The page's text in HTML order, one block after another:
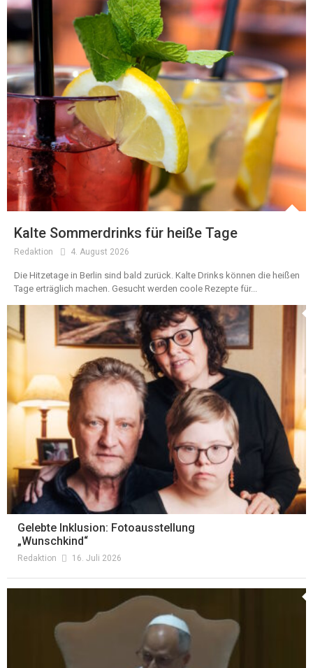
Kalte Sommerdrinks für heiße Tage
Redaktion 4. August 2026
Die Hitzetage in Berlin sind bald zurück. Kalte Drinks können die heißen
Tage erträglich machen. Gesucht werden coole Rezepte für...
Gelebte Inklusion: Fotoausstellung
„Wunschkind“
Redaktion 16. Juli 2026